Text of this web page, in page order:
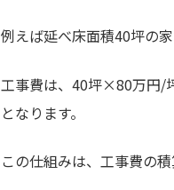
例えば延べ床面積40坪の
工事費は、40坪×80万円/
となります。
この仕組みは、工事費の